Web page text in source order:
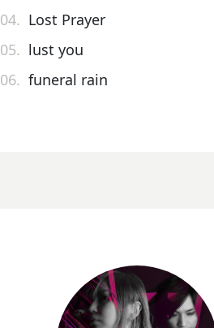
04. Lost Prayer
05. lust you
06. funeral rain